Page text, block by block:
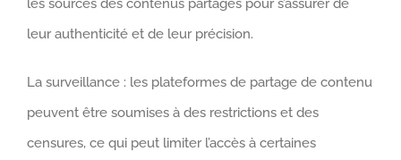
leur authenticité et de leur précision.
La surveillance : les plateformes de partage de contenu
peuvent être soumises à des restrictions et des
censures, ce qui peut limiter l’accès à certaines